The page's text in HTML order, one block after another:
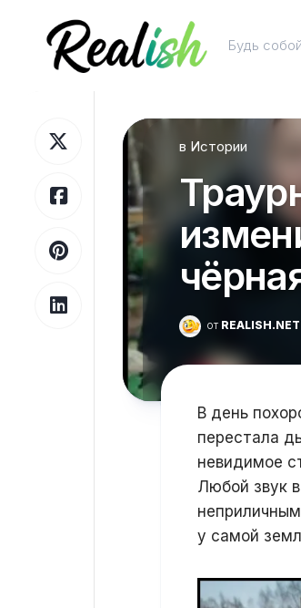
содержанию
Будь собой
в Истории
от REALISH.NET
В день
перестала
невидимое
Любой звук
у самой